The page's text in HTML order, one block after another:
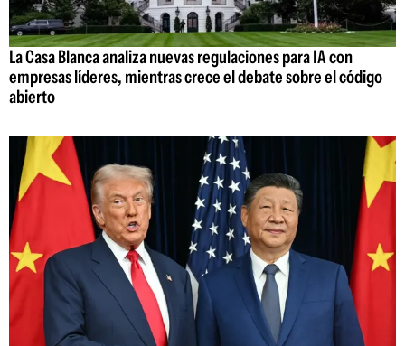
La Casa Blanca analiza nuevas regulaciones para IA con
empresas líderes, mientras crece el debate sobre el código
abierto